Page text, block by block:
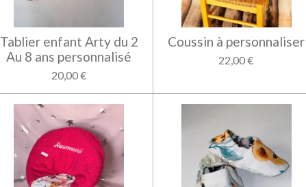
Tablier enfant Arty du 2
Au 8 ans personnalisé
20,00 €
Coussin à personnaliser
22,00 €